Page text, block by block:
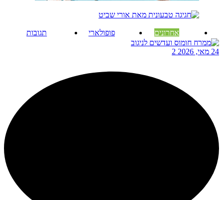
אחרונים פופולארי תגובות
24 מאי, 2026 2